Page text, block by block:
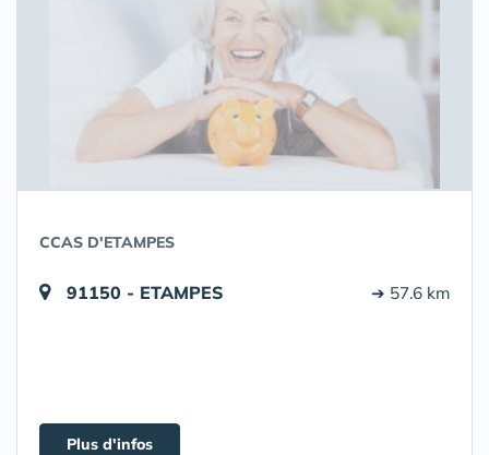
CCAS D'ETAMPES
91150 - ETAMPES ➔ 57.6 km
Plus d'infos